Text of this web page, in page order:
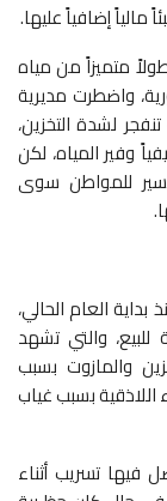
متميزاً من مياه
واضطرت مديرية
لشدة التخزين،
وفير المياه، لكن
للمواطن سوى
العام الحالي،
والتي تشهد
والمازوت بسبب
اللاذقية بسبب غياب
فيها تسريب أثناء